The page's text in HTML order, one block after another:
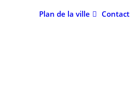
Plan de la ville Contact